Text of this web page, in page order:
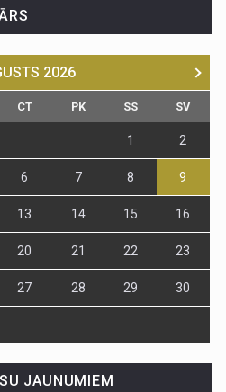
2026
CT PK SS SV
1 2
6 7 8 9
13 14 15 16
20 21 22 23
27 28 29 30
JAUNUMIEM